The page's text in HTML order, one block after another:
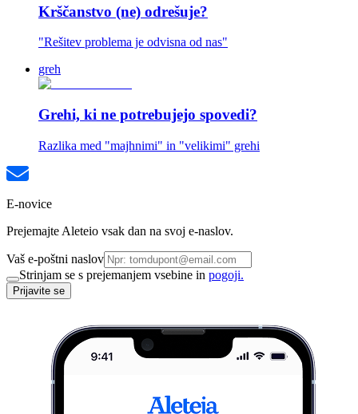
Krščanstvo (ne) odrešuje?
"Rešitev problema je odvisna od nas"
greh
Grehi, ki ne potrebujejo spovedi?
Razlika med "majhnimi" in "velikimi" grehi
E-novice
Prejemajte Aleteio vsak dan na svoj e-naslov.
Vaš e-poštni naslov
Strinjam se s prejemanjem vsebine in pogoji.
Prijavite se